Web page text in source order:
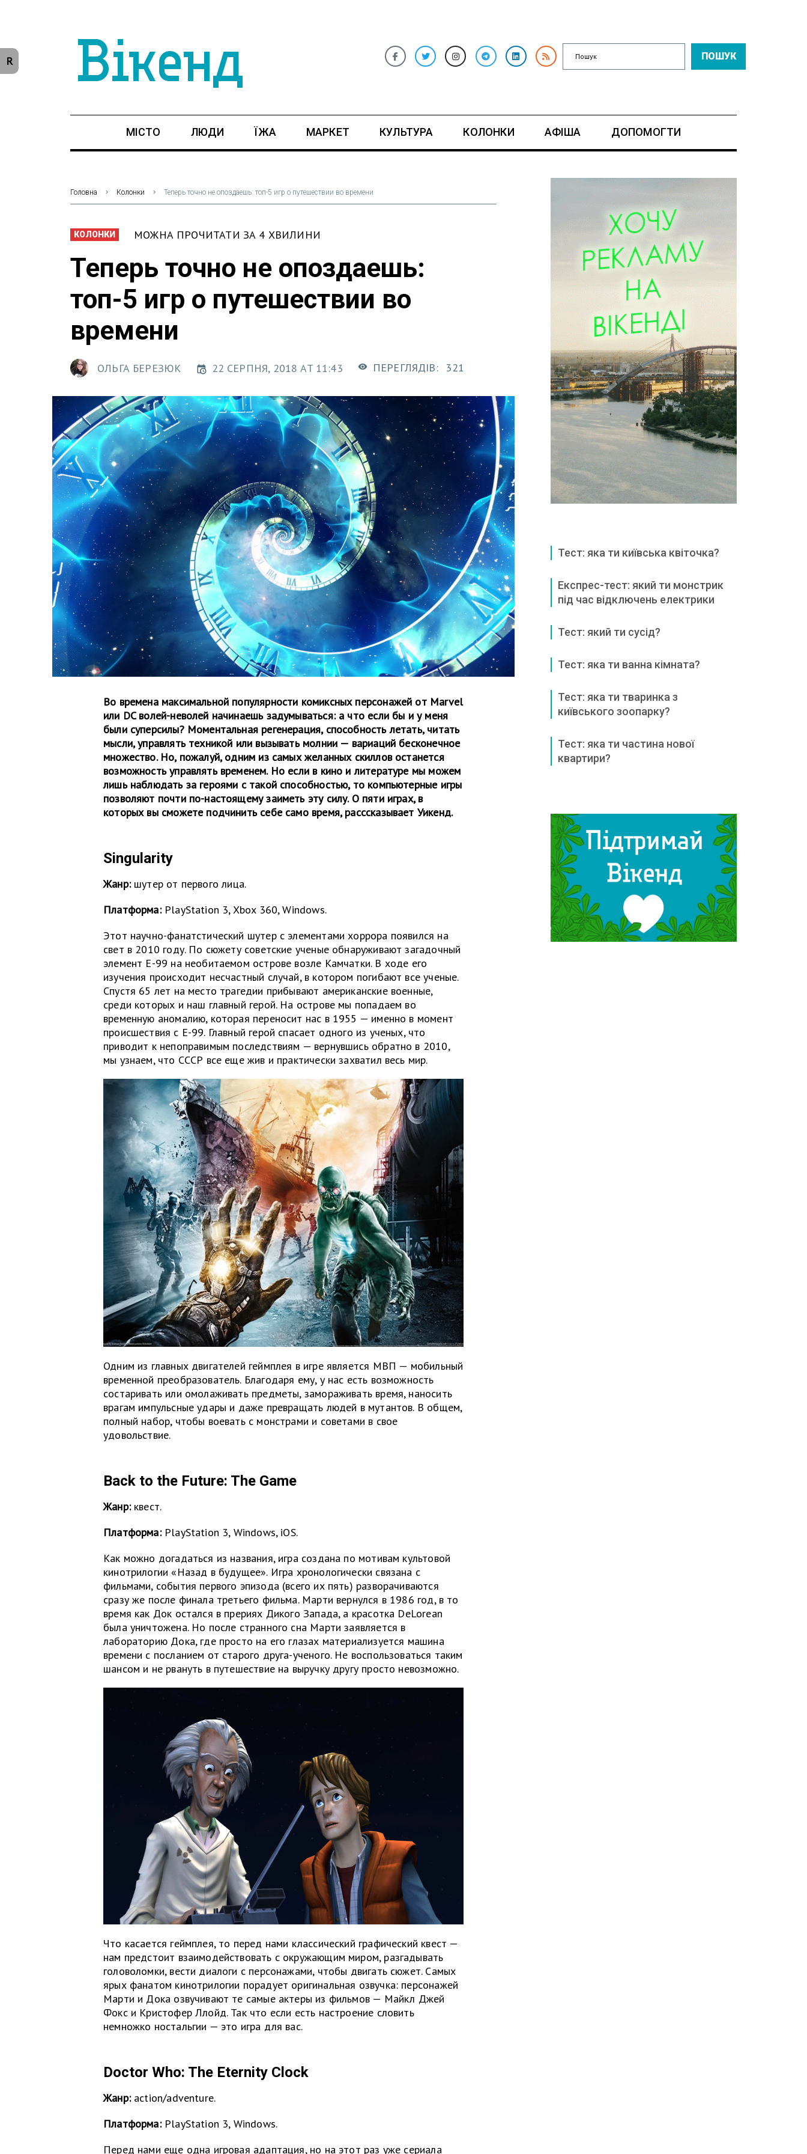
ПОШУК
МІСТО ЛЮДИ ЇЖА МАРКЕТ КУЛЬТУРА КОЛОНКИ АФІША ДОПОМОГТИ
Головна Колонки Теперь точно не опоздаешь: топ-5 игр о путешествии во времени
КОЛОНКИ МОЖНА ПРОЧИТАТИ ЗА 4 ХВИЛИНИ
Теперь точно не опоздаешь:
топ-5 игр о путешествии во
времени
ОЛЬГА БЕРЕЗЮК 22 СЕРПНЯ, 2018 AT 11:43 ПЕРЕГЛЯДІВ: 321
Во времена максимальной популярности комиксных персонажей от Marvel
или DC волей-неволей начинаешь задумываться: а что если бы и у меня
были суперсилы? Моментальная регенерация, способность летать, читать
мысли, управлять техникой или вызывать молнии — вариаций бесконечное
множество. Но, пожалуй, одним из самых желанных скиллов останется
возможность управлять временем. Но если в кино и литературе мы можем
лишь наблюдать за героями с такой способностью, то компьютерные игры
позволяют почти по-настоящему заиметь эту силу. О пяти играх, в
которых вы сможете подчинить себе само время, расссказывает Уикенд.
Singularity
Жанр:шутер от первого лица.
Платформа:PlayStation 3, Xbox 360, Windows.
Этот научно-фанатстический шутер с элементами хоррора появился на
свет в 2010 году. По сюжету советские ученые обнаруживают загадочный
элемент Е-99 на необитаемом острове возле Камчатки. В ходе его
изучения происходит несчастный случай, в котором погибают все ученые.
Спустя 65 лет на место трагедии прибывают американские военные,
среди которых и наш главный герой. На острове мы попадаем во
временную аномалию, которая переносит нас в 1955 — именно в момент
происшествия с Е-99. Главный герой спасает одного из ученых, что
приводит к непоправимым последствиям — вернувшись обратно в 2010,
мы узнаем, что СССР все еще жив и практически захватил весь мир.
Одним из главных двигателей геймплея в игре является МВП — мобильный
временной преобразователь. Благодаря ему, у нас есть возможность
состаривать или омолаживать предметы, замораживать время, наносить
врагам импульсные удары и даже превращать людей в мутантов. В общем,
полный набор, чтобы воевать с монстрами и советами в свое
удовольствие.
Back to the Future: The Game
Жанр:квест.
Платформа:PlayStation 3, Windows, iOS.
Как можно догадаться из названия, игра создана по мотивам культовой
кинотрилогии «Назад в будущее». Игра хронологически связана с
фильмами, события первого эпизода (всего их пять) разворачиваются
сразу же после финала третьего фильма. Марти вернулся в 1986 год, в то
время как Док остался в прериях Дикого Запада, а красотка DeLorean
была уничтожена. Но после странного сна Марти заявляется в
лабораторию Дока, где просто на его глазах материализуется машина
времени с посланием от старого друга-ученого. Не воспользоваться таким
шансом и не рвануть в путешествие на выручку другу просто невозможно.
Что касается геймплея, то перед нами классический графический квест —
нам предстоит взаимодействовать с окружающим миром, разгадывать
головоломки, вести диалоги с персонажами, чтобы двигать сюжет. Самых
ярых фанатом кинотрилогии порадует оригинальная озвучка: персонажей
Марти и Дока озвучивают те самые актеры из фильмов — Майкл Джей
Фокс и Кристофер Ллойд. Так что если есть настроение словить
немножко ностальгии — это игра для вас.
Doctor Who: The Eternity Clock
Жанр:action/adventure.
Платформа:PlayStation 3, Windows.
Перед нами еще одна игровая адаптация, но на этот раз уже сериала
Тест: яка ти київська квіточка?
Експрес-тест: який ти монстрик
під час відключень електрики
Тест: який ти сусід?
Тест: яка ти ванна кімната?
Тест: яка ти тваринка з
київського зоопарку?
Тест: яка ти частина нової
квартири?
R